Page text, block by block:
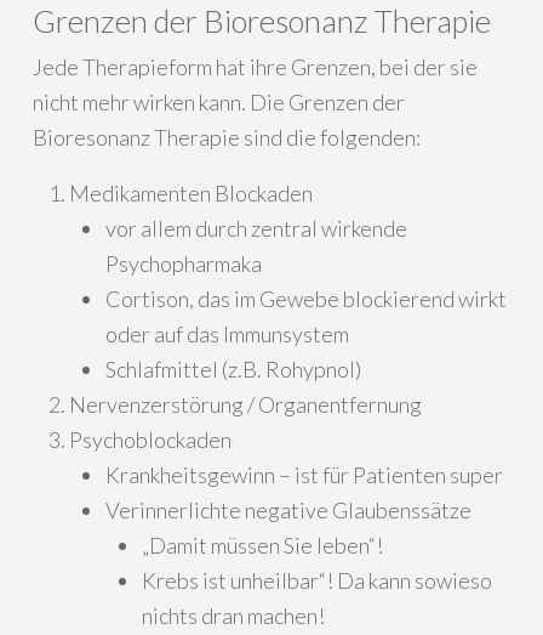
Grenzen der Bioresonanz Therapie
Jede Therapieform hat ihre Grenzen, bei der sie
nicht mehr wirken kann. Die Grenzen der
Bioresonanz Therapie sind die folgenden:
Medikamenten Blockaden
vor allem durch zentral wirkende
Psychopharmaka
Cortison, das im Gewebe blockierend wirkt
oder auf das Immunsystem
Schlafmittel (z.B. Rohypnol)
Nervenzerstörung / Organentfernung
Psychoblockaden
Krankheitsgewinn – ist für Patienten super
Verinnerlichte negative Glaubenssätze
„Damit müssen Sie leben“!
Krebs ist unheilbar“! Da kann sowieso
nichts dran machen!